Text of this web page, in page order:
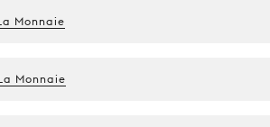
Monnaie
Monnaie